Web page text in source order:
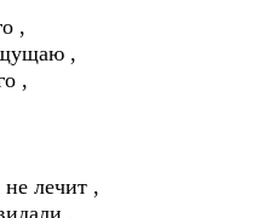
,
,
,
лечит ,
,